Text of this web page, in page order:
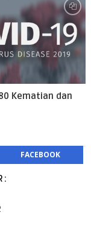
Kematian dan
FACEBOOK